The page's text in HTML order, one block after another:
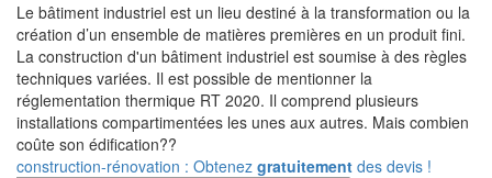
Le bâtiment industriel est un lieu destiné à la transformation ou la
création d’un ensemble de matières premières en un produit fini.
La construction d'un bâtiment industriel est soumise à des règles
techniques variées. Il est possible de mentionner la
réglementation thermique RT 2020. Il comprend plusieurs
installations compartimentées les unes aux autres. Mais combien
coûte son édification??
construction-rénovation : Obtenez gratuitement des devis !